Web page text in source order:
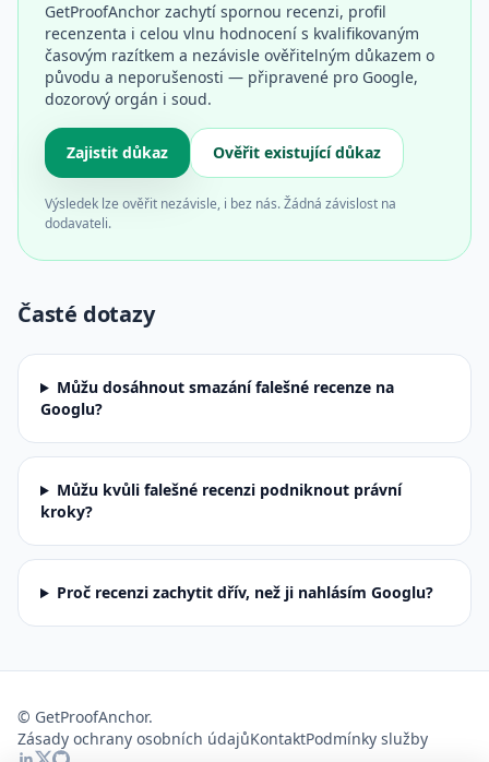
GetProofAnchor zachytí spornou recenzi, profil
recenzenta i celou vlnu hodnocení s kvalifikovaným
časovým razítkem a nezávisle ověřitelným důkazem o
původu a neporušenosti — připravené pro Google,
dozorový orgán i soud.
Zajistit důkaz Ověřit existující důkaz
Výsledek lze ověřit nezávisle, i bez nás. Žádná závislost na
dodavateli.
Časté dotazy
Můžu dosáhnout smazání falešné recenze na
Googlu?
Můžu kvůli falešné recenzi podniknout právní
kroky?
Proč recenzi zachytit dřív, než ji nahlásím Googlu?
© GetProofAnchor.
Zásady ochrany osobních údajůKontaktPodmínky služby